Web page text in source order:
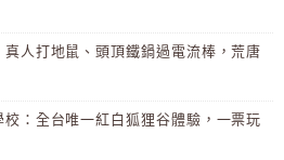
人打地鼠、頭頂鐵鍋過電流棒，荒唐
：全台唯一紅白狐狸谷體驗，一票玩